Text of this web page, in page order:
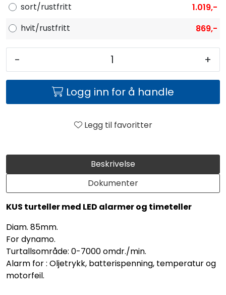
Beskrivelse
Dokumenter
KUS turteller med LED alarmer og timeteller
Diam. 85mm.
For dynamo.
Turtallsområde: 0-7000 omdr./min.
Alarm for : Oljetrykk, batterispenning, temperatur og
motorfeil.
sort/rustfritt
1.019,-
hvit/rustfritt
869,-
- +
Logg inn for å handle
Legg til favoritter